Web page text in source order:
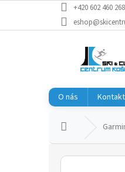
obsah
+420 602 460 268
O nás Kontakt
Domů